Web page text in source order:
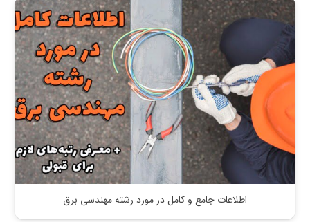
اطلاعات جامع و کامل در مورد رشته مهندسی برق